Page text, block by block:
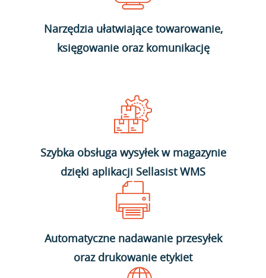
Narzędzia ułatwiające towarowanie,
księgowanie oraz komunikację
Szybka obsługa wysyłek w magazynie
dzięki aplikacji Sellasist WMS
Automatyczne nadawanie przesyłek
oraz drukowanie etykiet